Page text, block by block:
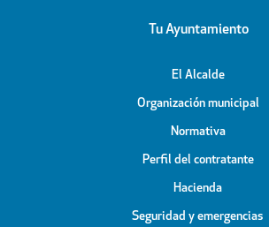
Tu Ayuntamiento
El Alcalde
Organización municipal
Normativa
Perfil del contratante
Hacienda
Seguridad y emergencias